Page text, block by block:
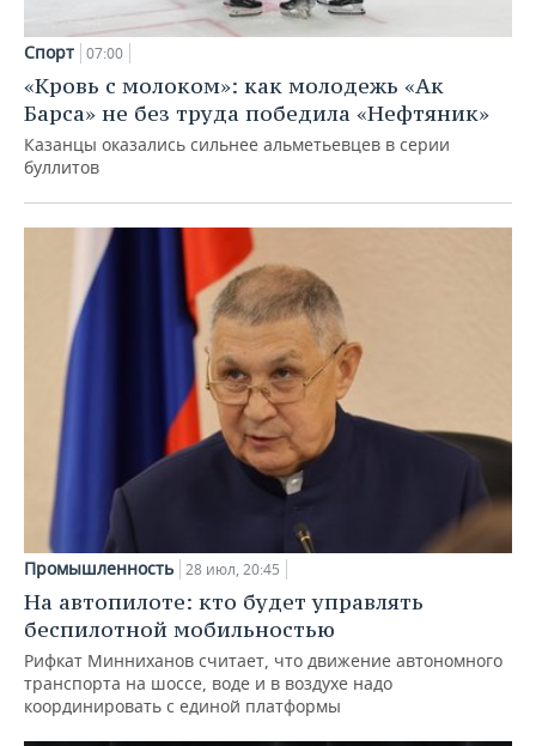
Спорт 07:00
«Кровь с молоком»: как молодежь «Ак
Барса» не без труда победила «Нефтяник»
Казанцы оказались сильнее альметьевцев в серии
буллитов
Промышленность 28 июл, 20:45
На автопилоте: кто будет управлять
беспилотной мобильностью
Рифкат Минниханов считает, что движение автономного
транспорта на шоссе, воде и в воздухе надо
координировать с единой платформы